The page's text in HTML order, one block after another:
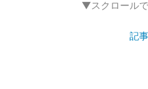
▼スクロール
記